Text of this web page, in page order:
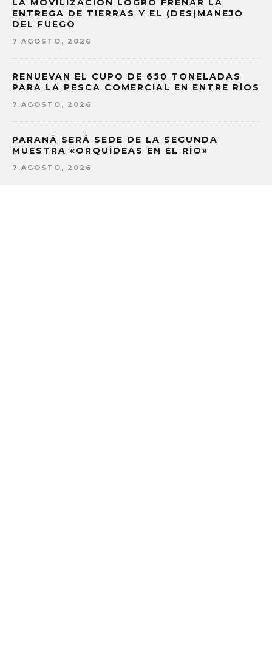
LA MOVILIZACIÓN LOGRÓ FRENAR LA
ENTREGA DE TIERRAS Y EL (DES)MANEJO
DEL FUEGO
7 AGOSTO, 2026
RENUEVAN EL CUPO DE 650 TONELADAS
PARA LA PESCA COMERCIAL EN ENTRE RÍOS
7 AGOSTO, 2026
PARANÁ SERÁ SEDE DE LA SEGUNDA
MUESTRA «ORQUÍDEAS EN EL RÍO»
7 AGOSTO, 2026